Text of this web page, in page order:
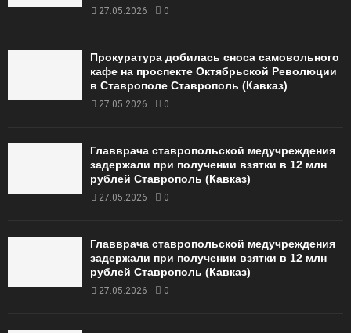
27.05.2026 0
Прокуратура добилась сноса самовольного
кафе на проспекте Октябрьской Революции
в Ставрополе Ставрополь (Кавказ)
27.05.2026 0
Главврача ставропольской медучреждения
задержали при получении взятки в 12 млн
рублей Ставрополь (Кавказ)
27.05.2026 0
Главврача ставропольской медучреждения
задержали при получении взятки в 12 млн
рублей Ставрополь (Кавказ)
27.05.2026 0